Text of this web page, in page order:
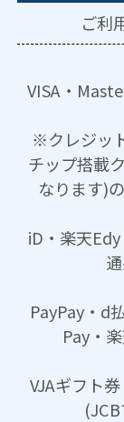
ご利
VISA・
※クレジッ
チップ搭載
なります)
iD・楽天
PayPay・d
Pay・
VJAギフト